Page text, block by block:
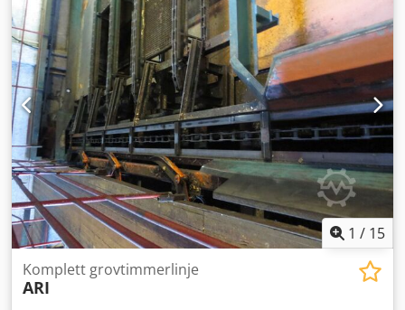
600 9. ARI DS-75 multi rip saw 10. Edging line with ARI KT-
52 Edger Price: 2 100 000 SEK, in existing condition on site.
Line is complete but not all conveyor in bottom floor. Bruks
1503M chipper. No power on electric cabinets (no PLC
software) Can be dismantled and loaded by UJ Trading AB
Sawmill is located in Sweden.
1 / 15
Komplett grovtimmerlinje
ARI